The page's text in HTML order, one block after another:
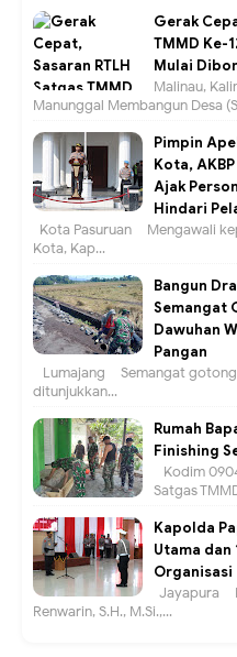
Gerak
TMMD Ke-
Mulai
Malinau,
Manunggal Membangun Desa
Pimpin
Kota,
Ajak
Hindari
Kota Pasuruan – Mengawali
Kota, Kap...
Bangun
Semangat
Dawuhan
Pangan
Lumajang – Semangat
ditunjukkan...
Rumah
Finishing
Kodim
Satgas
Kapolda
Utama dan
Organisasi
Jayapura –
Renwarin, S.H., M.Si.,...